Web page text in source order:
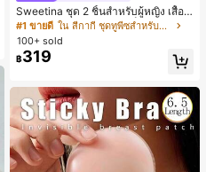
Sweetina ชุด 2 ชิ้นสำหรับผู้หญิง เสื้อก
ล้ามเข้ารูปพิมพ์ลายจุดสีบล็อกหลังเปิด
และกางเกงขาสั้นเอวพับ
เกือบหมดแล้ว!
#1 ขายดี
ใน สีกากี ชุดทูพีซสำหรับผู้หญิง
เกือบหมดแล้ว!
#1 ขายดี
ใน สีกากี ชุดทูพีซสำหรับผู้หญิง
เกือบหมดแล้ว!
#1 ขายดี
100+ sold
฿319